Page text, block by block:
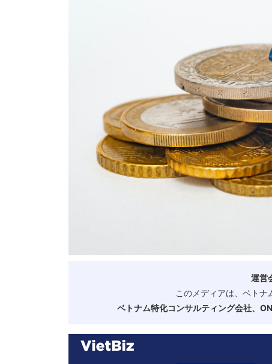
会社設立
外資規制
財務・会計
税制
補助金・助成金
ベトナムで働く・仕事
運営
このメディアは、ベトナ
ベトナム特化コンサルティング会社、